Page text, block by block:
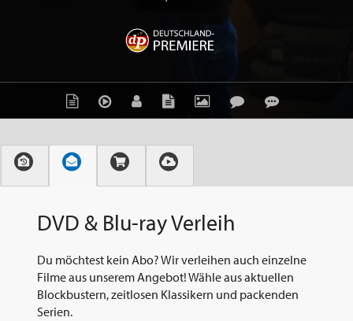
DVD & Blu-ray Verleih
Du möchtest kein Abo? Wir verleihen auch einzelne
Filme aus unserem Angebot! Wähle aus aktuellen
Blockbustern, zeitlosen Klassikern und packenden
Serien.